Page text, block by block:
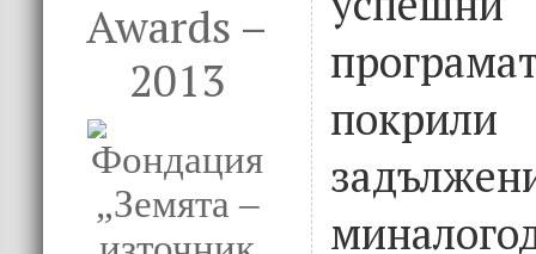
Awards –
2013